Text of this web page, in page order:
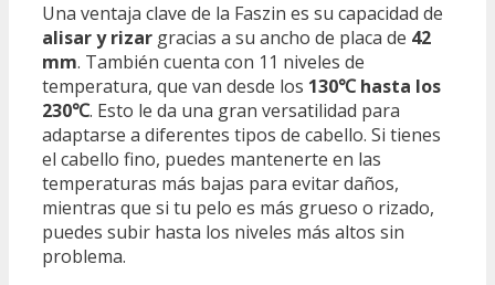
Una ventaja clave de la Faszin es su capacidad de
alisar y rizar gracias a su ancho de placa de 42
mm. También cuenta con 11 niveles de
temperatura, que van desde los 130℃ hasta los
230℃. Esto le da una gran versatilidad para
adaptarse a diferentes tipos de cabello. Si tienes
el cabello fino, puedes mantenerte en las
temperaturas más bajas para evitar daños,
mientras que si tu pelo es más grueso o rizado,
puedes subir hasta los niveles más altos sin
problema.